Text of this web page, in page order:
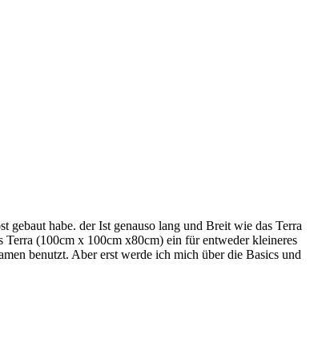
habe. der Ist genauso lang und Breit wie das Terra
(100cm x 100cm x80cm) ein für entweder kleineres
benutzt. Aber erst werde ich mich über die Basics und